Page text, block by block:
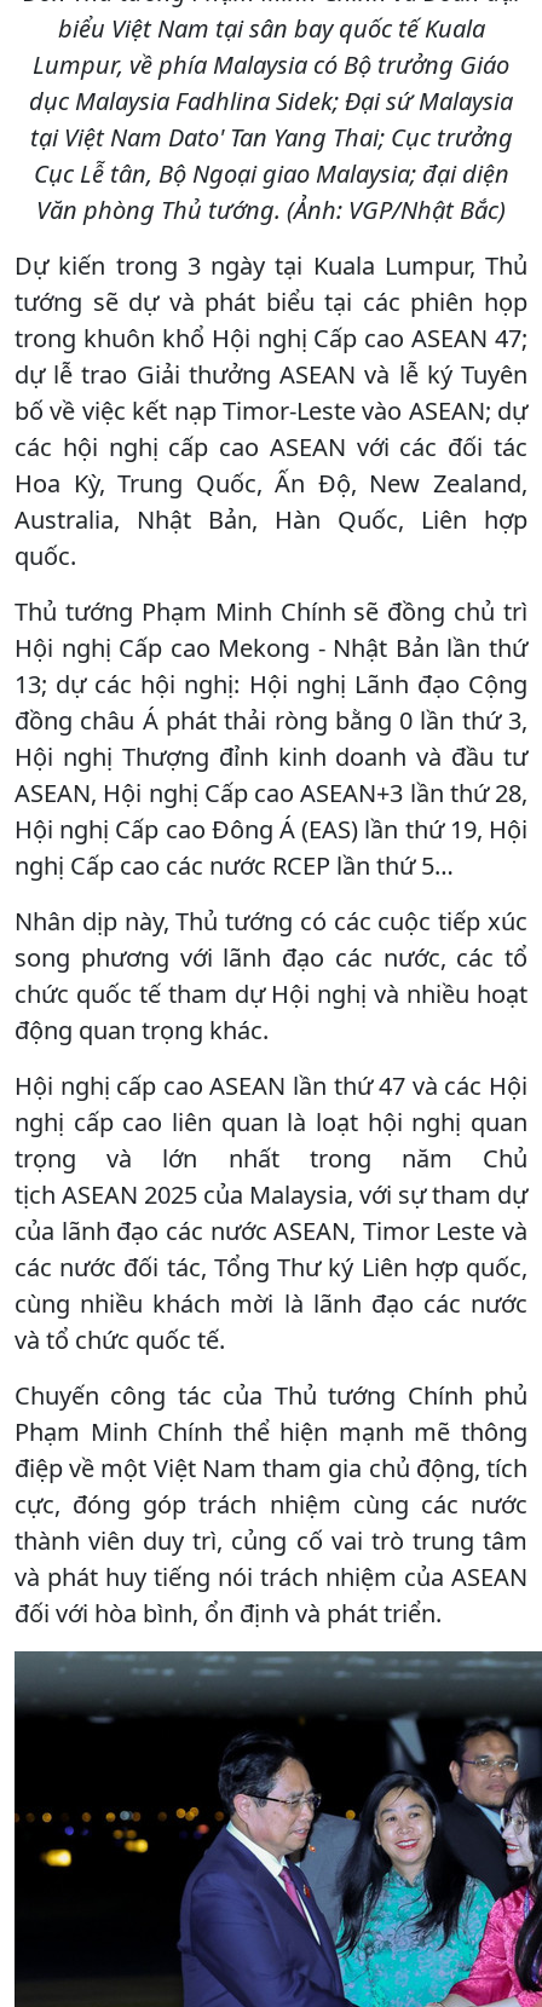
biểu Việt Nam tại sân bay quốc tế Kuala
Lumpur, về phía Malaysia có Bộ trưởng Giáo
dục Malaysia Fadhlina Sidek; Đại sứ Malaysia
tại Việt Nam Dato' Tan Yang Thai; Cục trưởng
Cục Lễ tân, Bộ Ngoại giao Malaysia; đại diện
Văn phòng Thủ tướng. (Ảnh: VGP/Nhật Bắc)
Dự kiến trong 3 ngày tại Kuala Lumpur, Thủ
tướng sẽ dự và phát biểu tại các phiên họp
trong khuôn khổ Hội nghị Cấp cao ASEAN 47;
dự lễ trao Giải thưởng ASEAN và lễ ký Tuyên
bố về việc kết nạp Timor-Leste vào ASEAN; dự
các hội nghị cấp cao ASEAN với các đối tác
Hoa Kỳ, Trung Quốc, Ấn Độ, New Zealand,
Australia, Nhật Bản, Hàn Quốc, Liên hợp
quốc.
Thủ tướng Phạm Minh Chính sẽ đồng chủ trì
Hội nghị Cấp cao Mekong - Nhật Bản lần thứ
13; dự các hội nghị: Hội nghị Lãnh đạo Cộng
đồng châu Á phát thải ròng bằng 0 lần thứ 3,
Hội nghị Thượng đỉnh kinh doanh và đầu tư
ASEAN, Hội nghị Cấp cao ASEAN+3 lần thứ 28,
Hội nghị Cấp cao Đông Á (EAS) lần thứ 19, Hội
nghị Cấp cao các nước RCEP lần thứ 5…
Nhân dịp này, Thủ tướng có các cuộc tiếp xúc
song phương với lãnh đạo các nước, các tổ
chức quốc tế tham dự Hội nghị và nhiều hoạt
động quan trọng khác.
Hội nghị cấp cao ASEAN lần thứ 47 và các Hội
nghị cấp cao liên quan là loạt hội nghị quan
trọng và lớn nhất trong năm Chủ
tịch ASEAN 2025 của Malaysia, với sự tham dự
của lãnh đạo các nước ASEAN, Timor Leste và
các nước đối tác, Tổng Thư ký Liên hợp quốc,
cùng nhiều khách mời là lãnh đạo các nước
và tổ chức quốc tế.
Chuyến công tác của Thủ tướng Chính phủ
Phạm Minh Chính thể hiện mạnh mẽ thông
điệp về một Việt Nam tham gia chủ động, tích
cực, đóng góp trách nhiệm cùng các nước
thành viên duy trì, củng cố vai trò trung tâm
và phát huy tiếng nói trách nhiệm của ASEAN
đối với hòa bình, ổn định và phát triển.